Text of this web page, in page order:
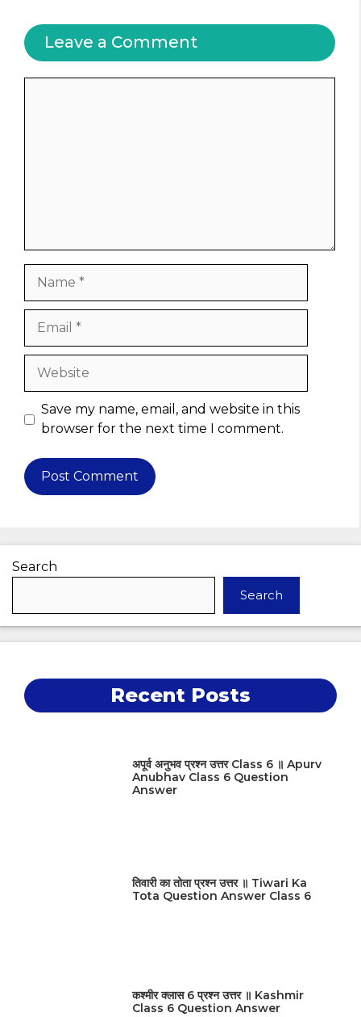
Leave a Comment
Website
Save my name, email, and website in this
browser for the next time I comment.
Search
Search
Recent Posts
अपूर्व अनुभव प्रश्न उत्तर Class 6 ॥ Apurv
Anubhav Class 6 Question
Answer
तिवारी का तोता प्रश्न उत्तर ॥ Tiwari Ka
Tota Question Answer Class 6
कश्मीर क्लास 6 प्रश्न उत्तर ॥ Kashmir
Class 6 Question Answer